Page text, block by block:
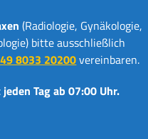
(Radiologie, Gynäkologie,
bitte ausschließlich
8033 20200vereinbaren.
Tag ab 07:00 Uhr.